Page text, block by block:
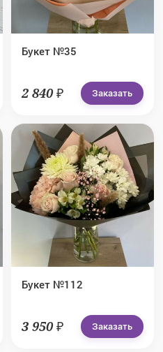
Букет №35
2 840 ₽ Заказать
Букет №112
3 950 ₽ Заказать